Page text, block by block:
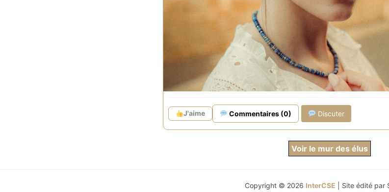
Colliers, bracelets, boucles d'oreilles, bagues et parures,
destination des femmes distinguées, raffinées et singulières.
Sloya s'engage pour l'environnement grâce à son soutien
l'acquisition de rûches.
Ensemble, sauvons les abeilles !
J'aime Commentaires (0) Discuter
Voir le mur des élus
Copyright © 2026 InterCSE | Site édité par